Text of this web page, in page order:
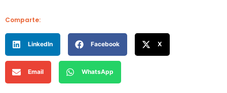
Comparte:
LinkedIn Facebook X
Email WhatsApp